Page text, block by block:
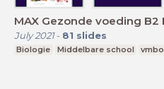
MAX Gezonde voeding
July 2021- 81 slides
Biologie Middelbare school